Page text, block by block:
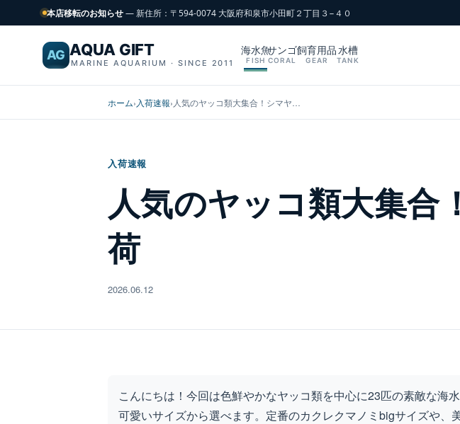
本店移転のお知らせ— 新住所：〒594-0074 大阪府和泉市小田町２丁目３−４０
AG AQUA GIFT
MARINE AQUARIUM · SINCE 2011
海水魚
FISH
サンゴ
CORAL
飼育用品
GEAR
水槽
TANK
ホーム› 入荷速報› 人気のヤッコ類大集合！シマヤ…
入荷速報
人気のヤッコ類大集合
荷
2026.06.12
こんにちは！今回は色鮮やかなヤッコ類を中心に23匹の素敵な
可愛いサイズから選べます。定番のカクレクマノミbigサイズや